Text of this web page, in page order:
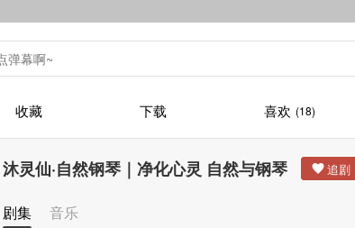
收藏 下载 喜欢 (18)
沐灵仙·自然钢琴｜净化心灵 自然与钢琴
剧集 音乐